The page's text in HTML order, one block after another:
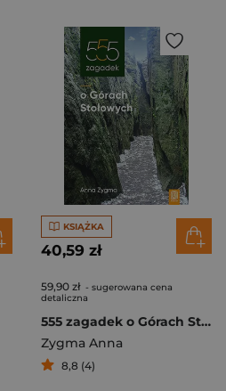
KSIĄŻKA
40,59 zł
59,90 zł - sugerowana cena
detaliczna
555 zagadek o Górach Stołowych
Zygma Anna
8,8 (4)